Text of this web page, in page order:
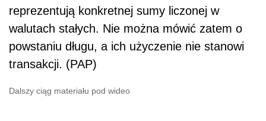
reprezentują konkretnej sumy liczonej w
walutach stałych. Nie można mówić zatem o
powstaniu długu, a ich użyczenie nie stanowi
transakcji. (PAP)
Dalszy ciąg materiału pod wideo